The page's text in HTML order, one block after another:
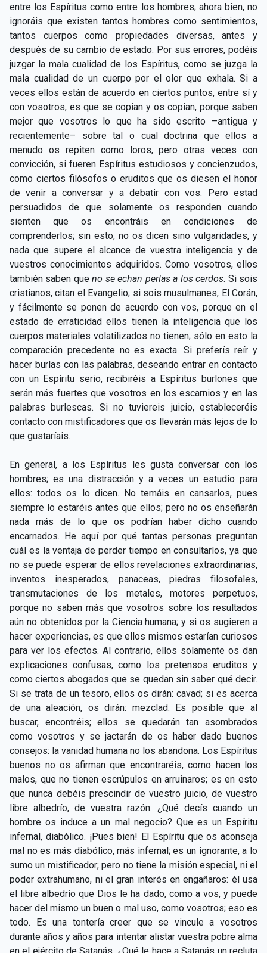
entre los Espíritus como entre los hombres; ahora bien, no
ignoráis que existen tantos hombres como sentimientos,
tantos cuerpos como propiedades diversas, antes y
después de su cambio de estado. Por sus errores, podéis
juzgar la mala cualidad de los Espíritus, como se juzga la
mala cualidad de un cuerpo por el olor que exhala. Si a
veces ellos están de acuerdo en ciertos puntos, entre sí y
con vosotros, es que se copian y os copian, porque saben
mejor que vosotros lo que ha sido escrito –antigua y
recientemente– sobre tal o cual doctrina que ellos a
menudo os repiten como loros, pero otras veces con
convicción, si fueren Espíritus estudiosos y concienzudos,
como ciertos filósofos o eruditos que os diesen el honor
de venir a conversar y a debatir con vos. Pero estad
persuadidos de que solamente os responden cuando
sienten que os encontráis en condiciones de
comprenderlos; sin esto, no os dicen sino vulgaridades, y
nada que supere el alcance de vuestra inteligencia y de
vuestros conocimientos adquiridos. Como vosotros, ellos
también saben queno se echan perlas a los cerdos. Si sois
cristianos, citan el Evangelio; si sois musulmanes, El Corán,
y fácilmente se ponen de acuerdo con vos, porque en el
estado de erraticidad ellos tienen la inteligencia que los
cuerpos materiales volatilizados no tienen; sólo en esto la
comparación precedente no es exacta. Si preferís reír y
hacer burlas con las palabras, deseando entrar en contacto
con un Espíritu serio, recibiréis a Espíritus burlones que
serán más fuertes que vosotros en los escarnios y en las
palabras burlescas. Si no tuviereis juicio, estableceréis
contacto con mistificadores que os llevarán más lejos de lo
que gustaríais.
En general, a los Espíritus les gusta conversar con los
hombres; es una distracción y a veces un estudio para
ellos: todos os lo dicen. No temáis en cansarlos, pues
siempre lo estaréis antes que ellos; pero no os enseñarán
nada más de lo que os podrían haber dicho cuando
encarnados. He aquí por qué tantas personas preguntan
cuál es la ventaja de perder tiempo en consultarlos, ya que
no se puede esperar de ellos revelaciones extraordinarias,
inventos inesperados, panaceas, piedras filosofales,
transmutaciones de los metales, motores perpetuos,
porque no saben más que vosotros sobre los resultados
aún no obtenidos por la Ciencia humana; y si os sugieren a
hacer experiencias, es que ellos mismos estarían curiosos
para ver los efectos. Al contrario, ellos solamente os dan
explicaciones confusas, como los pretensos eruditos y
como ciertos abogados que se quedan sin saber qué decir.
Si se trata de un tesoro, ellos os dirán: cavad; si es acerca
de una aleación, os dirán: mezclad. Es posible que al
buscar, encontréis; ellos se quedarán tan asombrados
como vosotros y se jactarán de os haber dado buenos
consejos: la vanidad humana no los abandona. Los Espíritus
buenos no os afirman que encontraréis, como hacen los
malos, que no tienen escrúpulos en arruinaros; es en esto
que nunca debéis prescindir de vuestro juicio, de vuestro
libre albedrío, de vuestra razón. ¿Qué decís cuando un
hombre os induce a un mal negocio? Que es un Espíritu
infernal, diabólico. ¡Pues bien! El Espíritu que os aconseja
mal no es más diabólico, más infernal; es un ignorante, a lo
sumo un mistificador; pero no tiene la misión especial, ni el
poder extrahumano, ni el gran interés en engañaros: él usa
el libre albedrío que Dios le ha dado, como a vos, y puede
hacer del mismo un buen o mal uso, como vosotros; eso es
todo. Es una tontería creer que se vincule a vosotros
durante años y años para intentar alistar vuestra pobre alma